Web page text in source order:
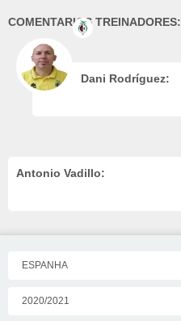
COMENTARIOS TREINADORES:
Dani Rodríguez:
Antonio Vadillo:
ESPANHA
2020/2021